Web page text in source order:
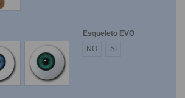
Azules Verdes
Esqueleto EVO
NO
SI